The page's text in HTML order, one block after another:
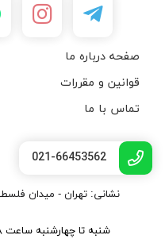
صفحه درباره ما
قوانین و مقررات
تماس با ما
021-66453562
نشانی: تهران - میدان
شنبه تا چهارشنبه ساعت ۸ الی ۱۸ پاسخ گوی شما هستیم